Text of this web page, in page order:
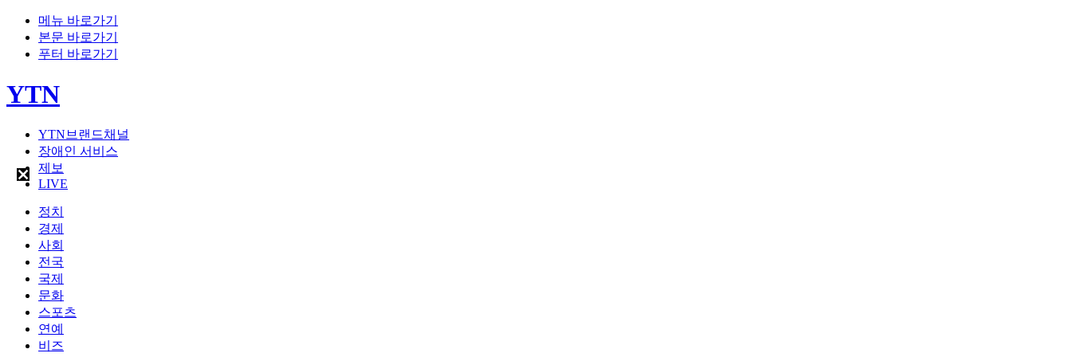
메뉴 바로가기
본문 바로가기
푸터 바로가기
YTN
YTN브랜드채널
장애인 서비스
제보
LIVE
정치
경제
사회
전국
국제
문화
스포츠
연예
비즈